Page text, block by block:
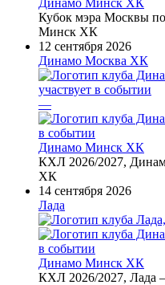
Кубок мэра Москвы
Минск ХК
12 сентября 2026
Динамо Москва ХК
—
Динамо Минск ХК
КХЛ 2026/2027,
ХК
14 сентября 2026
Лада
Динамо Минск ХК
КХЛ 2026/2027,